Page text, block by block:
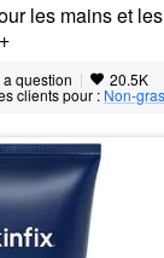
les mains et
a question | 20.5K
clients pour : Non-gras